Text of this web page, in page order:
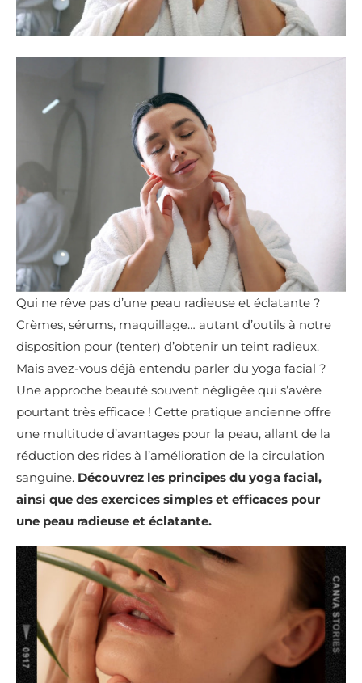
Qui ne rêve pas d’une peau radieuse et éclatante ?
Crèmes, sérums, maquillage… autant d’outils à notre
disposition pour (tenter) d’obtenir un teint radieux.
Mais avez-vous déjà entendu parler du yoga facial ?
Une approche beauté souvent négligée qui s’avère
pourtant très efficace ! Cette pratique ancienne offre
une multitude d’avantages pour la peau, allant de la
réduction des rides à l’amélioration de la circulation
sanguine. Découvrez les principes du yoga facial,
ainsi que des exercices simples et efficaces pour
une peau radieuse et éclatante.